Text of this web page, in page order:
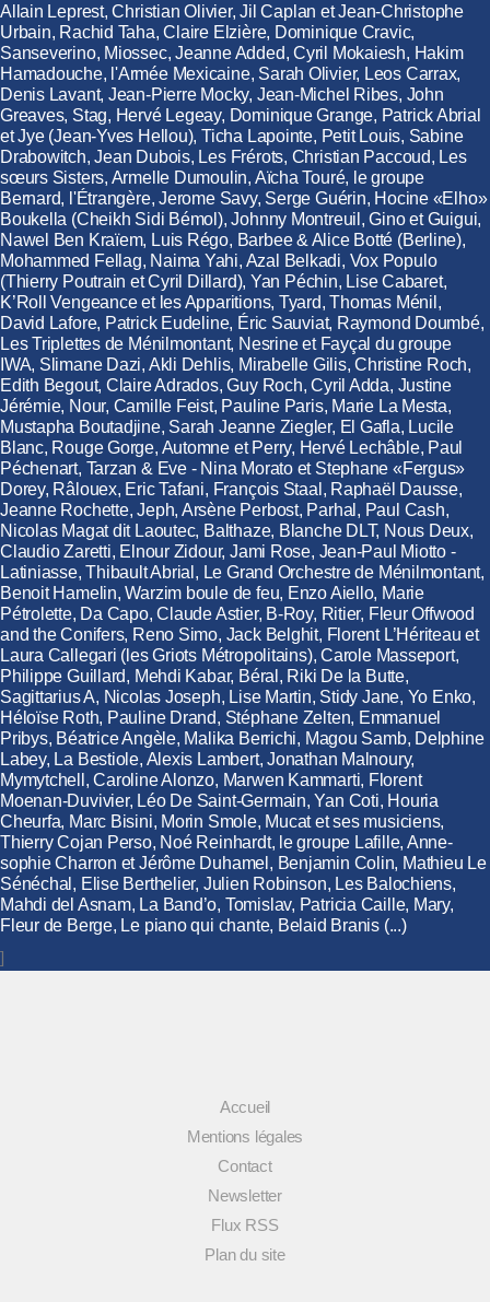
Allain Leprest, Christian Olivier, Jil Caplan et Jean-Christophe
Urbain, Rachid Taha, Claire Elzière, Dominique Cravic,
Sanseverino, Miossec, Jeanne Added, Cyril Mokaiesh, Hakim
Hamadouche, l'Armée Mexicaine, Sarah Olivier, Leos Carrax,
Denis Lavant, Jean-Pierre Mocky, Jean-Michel Ribes, John
Greaves, Stag, Hervé Legeay, Dominique Grange, Patrick Abrial
et Jye (Jean-Yves Hellou), Ticha Lapointe, Petit Louis, Sabine
Drabowitch, Jean Dubois, Les Frérots, Christian Paccoud, Les
sœurs Sisters, Armelle Dumoulin, Aïcha Touré, le groupe
Bernard, l'Étrangère, Jerome Savy, Serge Guérin, Hocine «Elho»
Boukella (Cheikh Sidi Bémol), Johnny Montreuil, Gino et Guigui,
Nawel Ben Kraïem, Luis Régo, Barbee & Alice Botté (Berline),
Mohammed Fellag, Naima Yahi, Azal Belkadi, Vox Populo
(Thierry Poutrain et Cyril Dillard), Yan Péchin, Lise Cabaret,
K’Roll Vengeance et les Apparitions, Tyard, Thomas Ménil,
David Lafore, Patrick Eudeline, Éric Sauviat, Raymond Doumbé,
Les Triplettes de Ménilmontant, Nesrine et Fayçal du groupe
IWA, Slimane Dazi, Akli Dehlis, Mirabelle Gilis, Christine Roch,
Edith Begout, Claire Adrados, Guy Roch, Cyril Adda, Justine
Jérémie, Nour, Camille Feist, Pauline Paris, Marie La Mesta,
Mustapha Boutadjine, Sarah Jeanne Ziegler, El Gafla, Lucile
Blanc, Rouge Gorge, Automne et Perry, Hervé Lechâble, Paul
Péchenart, Tarzan & Eve - Nina Morato et Stephane «Fergus»
Dorey, Râlouex, Eric Tafani, François Staal, Raphaël Dausse,
Jeanne Rochette, Jeph, Arsène Perbost, Parhal, Paul Cash,
Nicolas Magat dit Laoutec, Balthaze, Blanche DLT, Nous Deux,
Claudio Zaretti, Elnour Zidour, Jami Rose, Jean-Paul Miotto -
Latiniasse, Thibault Abrial, Le Grand Orchestre de Ménilmontant,
Benoit Hamelin, Warzim boule de feu, Enzo Aiello, Marie
Pétrolette, Da Capo, Claude Astier, B-Roy, Ritier, Fleur Offwood
and the Conifers, Reno Simo, Jack Belghit, Florent L’Hériteau et
Laura Callegari (les Griots Métropolitains), Carole Masseport,
Philippe Guillard, Mehdi Kabar, Béral, Riki De la Butte,
Sagittarius A, Nicolas Joseph, Lise Martin, Stidy Jane, Yo Enko,
Héloïse Roth, Pauline Drand, Stéphane Zelten, Emmanuel
Pribys, Béatrice Angèle, Malika Berrichi, Magou Samb, Delphine
Labey, La Bestiole, Alexis Lambert, Jonathan Malnoury,
Mymytchell, Caroline Alonzo, Marwen Kammarti, Florent
Moenan-Duvivier, Léo De Saint-Germain, Yan Coti, Houria
Cheurfa, Marc Bisini, Morin Smole, Mucat et ses musiciens,
Thierry Cojan Perso, Noé Reinhardt, le groupe Lafille, Anne-
sophie Charron et Jérôme Duhamel, Benjamin Colin, Mathieu Le
Sénéchal, Elise Berthelier, Julien Robinson, Les Balochiens,
Mahdi del Asnam, La Band’o, Tomislav, Patricia Caille, Mary,
Fleur de Berge, Le piano qui chante, Belaid Branis (...)
]
Accueil
Mentions légales
Contact
Newsletter
Flux RSS
Plan du site